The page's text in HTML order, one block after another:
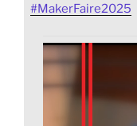
#MakerFaire2025